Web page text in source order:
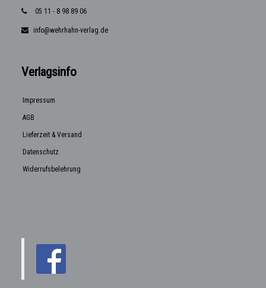
05 11 - 8 98 89 06
info@wehrhahn-verlag.de
Verlagsinfo
Impressum
AGB
Lieferzeit & Versand
Datenschutz
Widerrufsbelehrung